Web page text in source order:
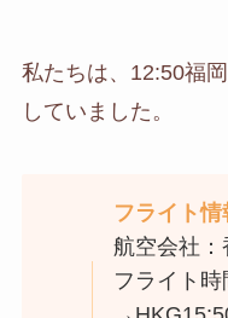
私たちは、12:50福
していました。
フライト情
航空会社：
フライト